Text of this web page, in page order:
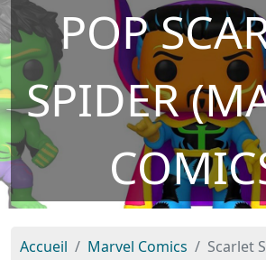
POP
SPIDER
Accueil Marvel Comics Scarlet